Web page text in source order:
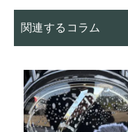
関連するコラム